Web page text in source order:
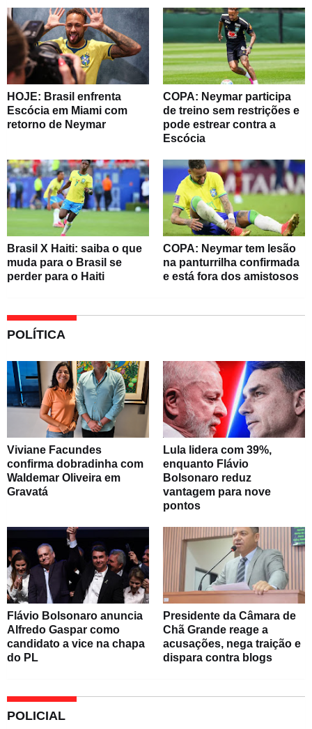
HOJE: Brasil enfrenta
Escócia em Miami com
retorno de Neymar
COPA: Neymar participa
de treino sem restrições e
pode estrear contra a
Escócia
Brasil X Haiti: saiba o que
muda para o Brasil se
perder para o Haiti
COPA: Neymar tem lesão
na panturrilha confirmada
e está fora dos amistosos
POLÍTICA
Viviane Facundes
confirma dobradinha com
Waldemar Oliveira em
Gravatá
Lula lidera com 39%,
enquanto Flávio
Bolsonaro reduz
vantagem para nove
pontos
Flávio Bolsonaro anuncia
Alfredo Gaspar como
candidato a vice na chapa
do PL
Presidente da Câmara de
Chã Grande reage a
acusações, nega traição e
dispara contra blogs
POLICIAL